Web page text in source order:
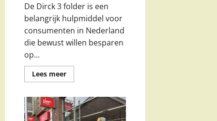
De Dirck 3 folder is een
belangrijk hulpmiddel voor
consumenten in Nederland
die bewust willen besparen
op...
Lees meerLees
meer
3
folder
actueel: